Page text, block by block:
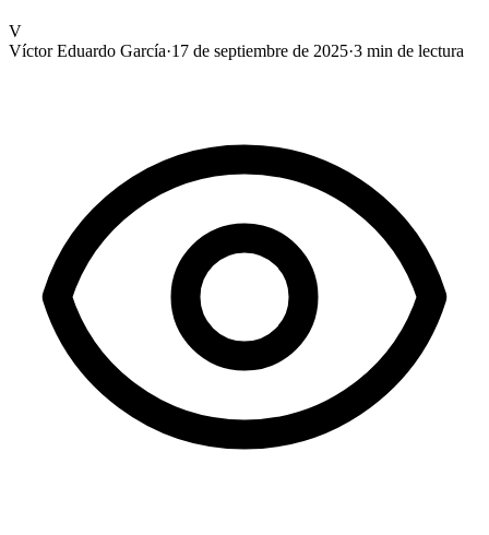
V
Víctor Eduardo García·17 de septiembre de 2025·3 min de lectura